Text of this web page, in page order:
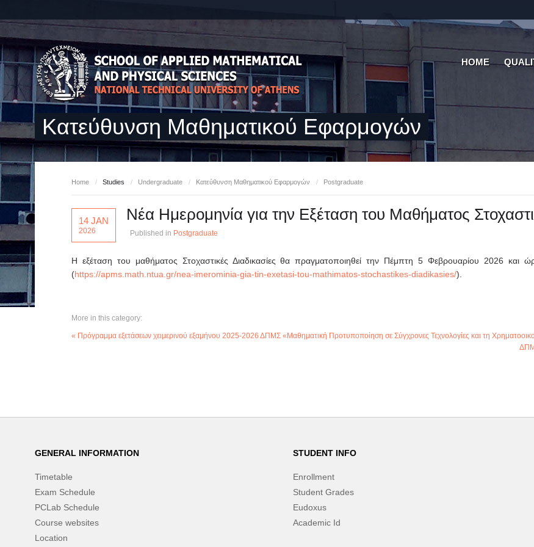
HOME
Κατεύθυνση Μαθηματικού Εφαρμογών
Home / Studies / Undergraduate / Κατεύθυνση Μαθηματικού Εφαρμογών / Postgraduate
14 JAN
2026
Νέα Ημερομηνία για την Εξέταση του Μαθήματος
Published in Postgraduate
Η εξέταση του μαθήματος Στοχαστικές Διαδικασίες θα πραγματοποιηθεί την Πέμπτη 5 Φεβρουαρίου 2026
(https://apms.math.ntua.gr/nea-imerominia-gia-tin-exetasi-tou-mathimatos-stochastikes-diadikasies/).
More in this category:
« Πρόγραμμα εξετάσεων χειμερινού εξαμήνου 2025-2026 ΔΠΜΣ «Μαθηματική Προτυποποίηση σε Σύγχρονες Τεχνολογίες και τη
GENERAL INFORMATION
Timetable
Exam Schedule
PCLab Schedule
Course websites
Location
STUDENT INFO
Enrollment
Student Grades
Eudoxus
Academic Id